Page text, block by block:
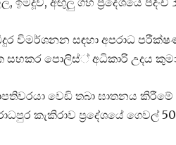
විමර්ශනන සඳහා අපරාධ
සහකර පොලිස්් අධිකාරි උදය
වෙඩි තබා ඝාතනය
කැකිරාව ප්‍රදේශයේ ගෙවල්